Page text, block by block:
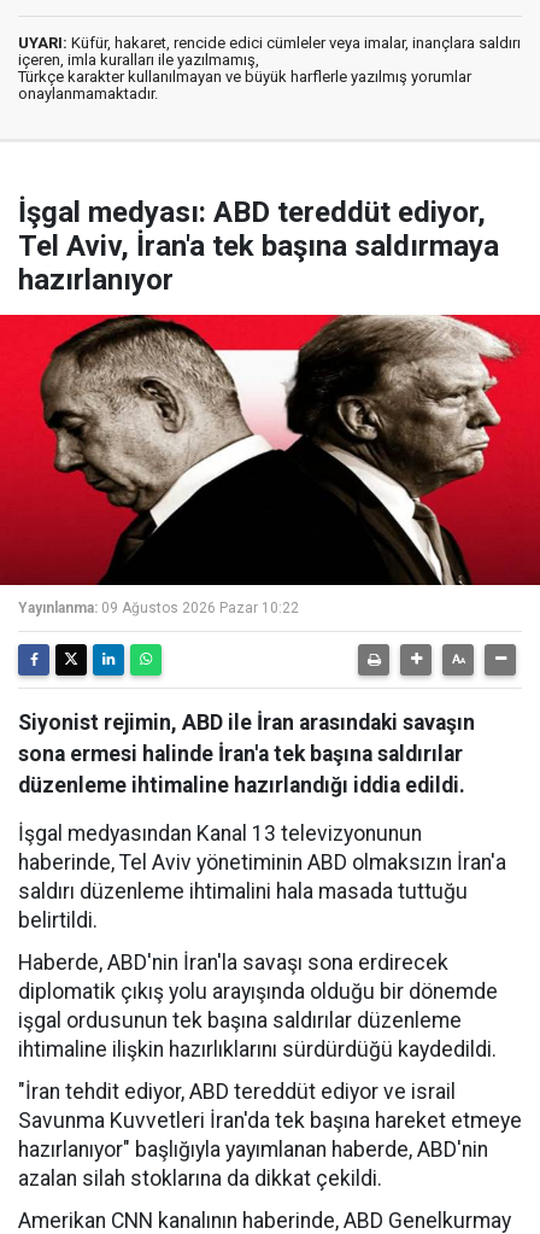
UYARI: Küfür, hakaret, rencide edici cümleler veya imalar, inançlara saldırı
içeren, imla kuralları ile yazılmamış,
Türkçe karakter kullanılmayan ve büyük harflerle yazılmış yorumlar
onaylanmamaktadır.
İşgal medyası: ABD tereddüt ediyor,
Tel Aviv, İran'a tek başına saldırmaya
hazırlanıyor
Yayınlanma: 09 Ağustos 2026 Pazar 10:22
Siyonist rejimin, ABD ile İran arasındaki savaşın
sona ermesi halinde İran'a tek başına saldırılar
düzenleme ihtimaline hazırlandığı iddia edildi.
İşgal medyasından Kanal 13 televizyonunun
haberinde, Tel Aviv yönetiminin ABD olmaksızın İran'a
saldırı düzenleme ihtimalini hala masada tuttuğu
belirtildi.
Haberde, ABD'nin İran'la savaşı sona erdirecek
diplomatik çıkış yolu arayışında olduğu bir dönemde
işgal ordusunun tek başına saldırılar düzenleme
ihtimaline ilişkin hazırlıklarını sürdürdüğü kaydedildi.
"İran tehdit ediyor, ABD tereddüt ediyor ve israil
Savunma Kuvvetleri İran'da tek başına hareket etmeye
hazırlanıyor" başlığıyla yayımlanan haberde, ABD'nin
azalan silah stoklarına da dikkat çekildi.
Amerikan CNN kanalının haberinde, ABD Genelkurmay